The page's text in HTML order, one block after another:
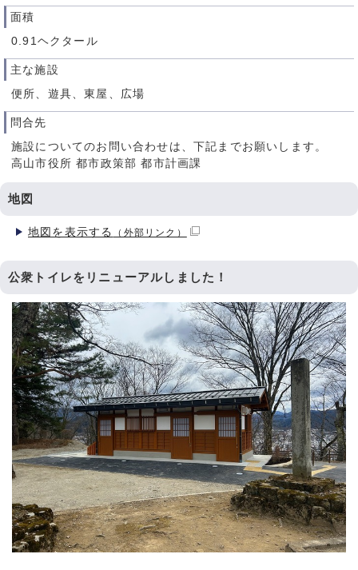
面積
0.91ヘクタール
主な施設
便所、遊具、東屋、広場
問合先
施設についてのお問い合わせは、下記までお願いします。
高山市役所 都市政策部 都市計画課
地図
地図を表示する （外部リンク）
公衆トイレをリニューアルしました！